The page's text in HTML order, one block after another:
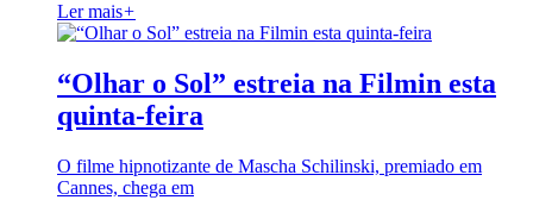
Ler mais+
“Olhar o Sol” estreia na Filmin esta
quinta-feira
O filme hipnotizante de Mascha Schilinski, premiado em
Cannes, chega em